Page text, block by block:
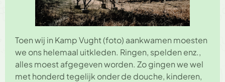
Toen wij in Kamp Vught (foto) aankwamen moesten
we ons helemaal uitkleden. Ringen, spelden enz.,
alles moest afgegeven worden. Zo gingen we wel
met honderd tegelijk onder de douche, kinderen,